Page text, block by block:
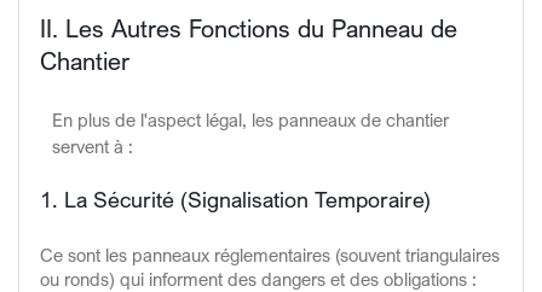
II. Les Autres Fonctions du Panneau de
Chantier
En plus de l'aspect légal, les panneaux de chantier
servent à :
1. La Sécurité (Signalisation Temporaire)
Ce sont les panneaux réglementaires (souvent triangulaires
ou ronds) qui informent des dangers et des obligations :